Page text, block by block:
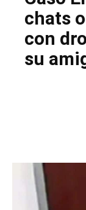
chats
con
su